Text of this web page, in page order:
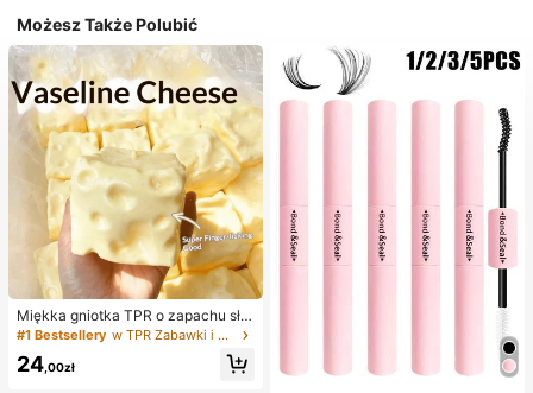
Możesz Także Polubić
Miękka gniotka TPR o zapachu sło
dkiego mleka w kształcie pierożka,
5 cm, urocza zabawka antystresow
a do ściskania, modny i praktyczny
#1 Bestsellery w TPR Zabawki i gadżety dla nastolatków
24 ,00zł